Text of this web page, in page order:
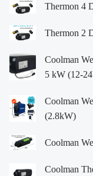
Thermon 4
Thermon 2
Coolman
5 kW (12-
Coolman
(2.8kW)
Coolman
Coolman